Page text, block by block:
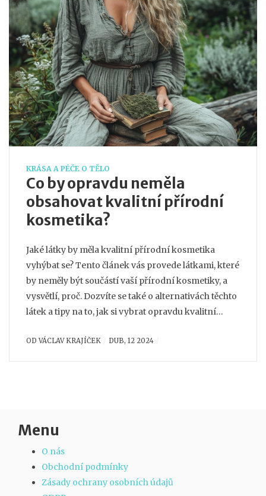
KRÁSA A PÉČE O TĚLO
Co by opravdu neměla
obsahovat kvalitní přírodní
kosmetika?
Jaké látky by měla kvalitní přírodní kosmetika
vyhýbat se? Tento článek vás provede látkami, které
by neměly být součástí vaší přírodní kosmetiky, a
vysvětlí, proč. Dozvíte se také o alternativách těchto
látek a tipy na to, jak si vybrat opravdu kvalitní
ODVÁCLAV KRAJÍČEK DUB, 12 2024
Menu
O nás
Obchodní podmínky
Zásady ochrany osobních údajů